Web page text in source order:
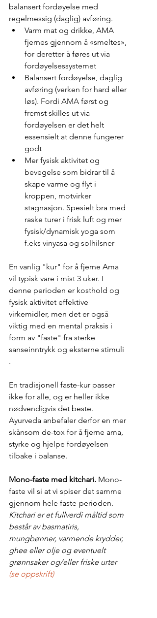
balansert fordøyelse med
regelmessig (daglig) avføring.
Varm mat og drikke, AMA
fjernes gjennom å «smeltes»,
for deretter å føres ut via
fordøyelsessystemet
Balansert fordøyelse, daglig
avføring (verken for hard eller
løs). Fordi AMA først og
fremst skilles ut via
fordøyelsen er det helt
essensielt at denne fungerer
godt
Mer fysisk aktivitet og
bevegelse som bidrar til å
skape varme og flyt i
kroppen, motvirker
stagnasjon. Spesielt bra med
raske turer i frisk luft og mer
fysisk/dynamisk yoga som
f.eks vinyasa og solhilsner
En vanlig "kur" for å fjerne Ama
vil typisk vare i mist 3 uker. I
denne perioden er kosthold og
fysisk aktivitet effektive
virkemidler, men det er også
viktig med en mental praksis i
form av "faste" fra sterke
sanseinntrykk og eksterne stimuli
.
En tradisjonell faste-kur passer
ikke for alle, og er heller ikke
nødvendigvis det beste.
Ayurveda anbefaler derfor en mer
skånsom de-tox for å fjerne ama,
styrke og hjelpe fordøyelsen
tilbake i balanse.
Mono-faste med kitchari. Mono-
faste vil si at vi spiser det samme
gjennom hele faste-perioden.
Kitchari er et fullverdi måltid som
består av basmatiris,
mungbønner, varmende krydder,
ghee eller olje og eventuelt
grønnsaker og/eller friske urter
(se oppskrift)